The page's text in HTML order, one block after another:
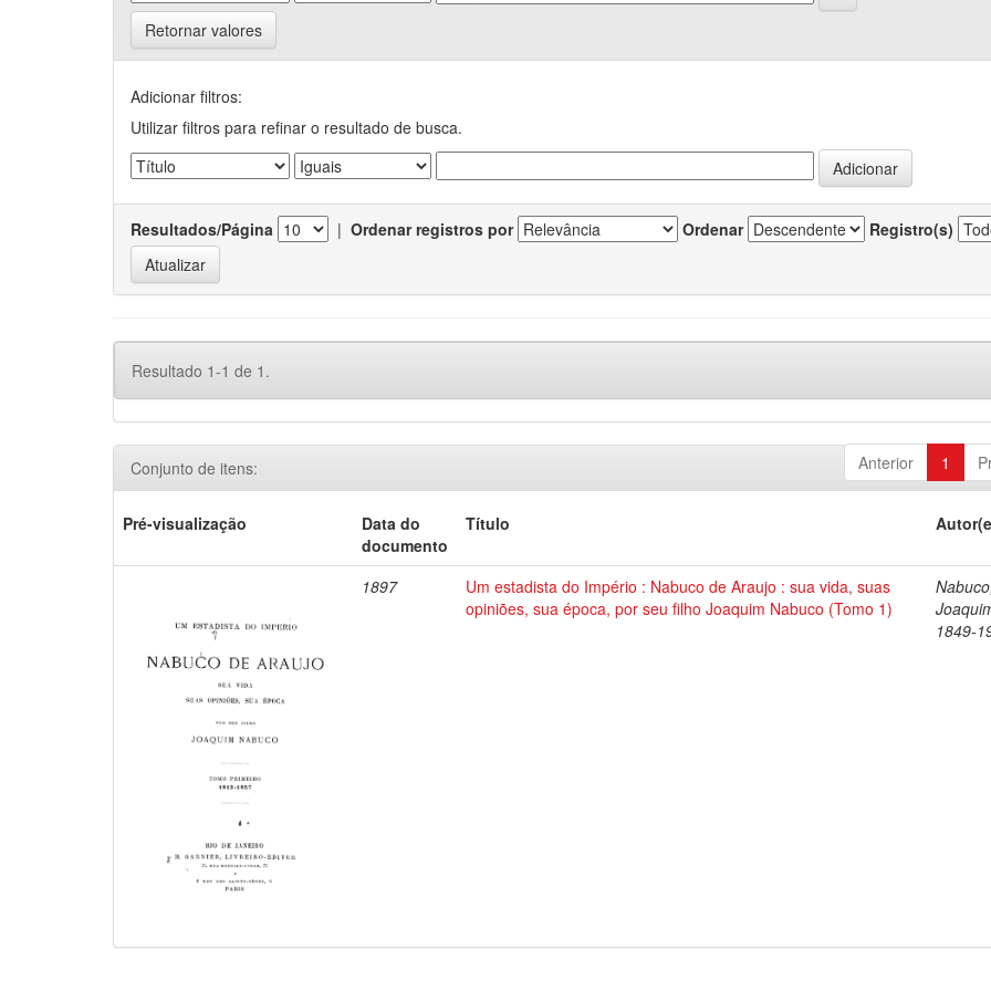
Retornar valores
Adicionar filtros:
Utilizar filtros para refinar o resultado de busca.
Resultados/Página | Ordenar registros por Ordenar Registro(s)
Resultado 1-1 de 1.
Anterior 1
Conjunto de itens:
Pré-visualização
Data do
documento
Título
1897
Um estadista do Império : Nabuco de Araujo : sua vida, suas
opiniões, sua época, por seu filho Joaquim Nabuco (Tomo 1)
Nabuco,
1849-